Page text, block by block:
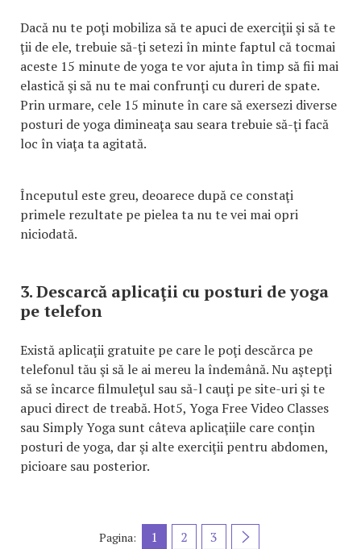
Dacă nu te poţi mobiliza să te apuci de exerciţii şi să te
ţii de ele, trebuie să-ţi setezi în minte faptul că tocmai
aceste 15 minute de yoga te vor ajuta în timp să fii mai
elastică şi să nu te mai confrunţi cu dureri de spate.
Prin urmare, cele 15 minute în care să exersezi diverse
posturi de yoga dimineaţa sau seara trebuie să-ţi facă
loc în viaţa ta agitată.
Începutul este greu, deoarece după ce constaţi
primele rezultate pe pielea ta nu te vei mai opri
niciodată.
3. Descarcă aplicaţii cu posturi de yoga
pe telefon
Există aplicaţii gratuite pe care le poţi descărca pe
telefonul tău şi să le ai mereu la îndemână. Nu aştepţi
să se încarce filmuleţul sau să-l cauţi pe site-uri şi te
apuci direct de treabă. Hot5, Yoga Free Video Classes
sau Simply Yoga sunt câteva aplicaţiile care conţin
posturi de yoga, dar şi alte exerciţii pentru abdomen,
picioare sau posterior.
Pagina: 1 2 3